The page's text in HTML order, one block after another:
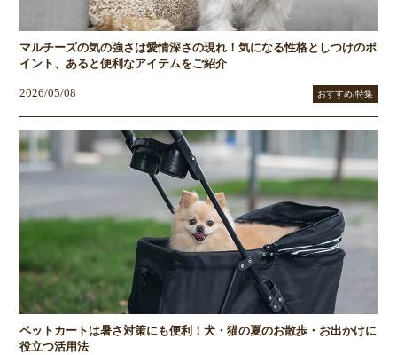
マルチーズの気の強さは愛情深さの現れ！気になる性格としつけのポ
イント、あると便利なアイテムをご紹介
2026/05/08 おすすめ/特集
ペットカートは暑さ対策にも便利！犬・猫の夏のお散歩・お出かけに
役立つ活用法